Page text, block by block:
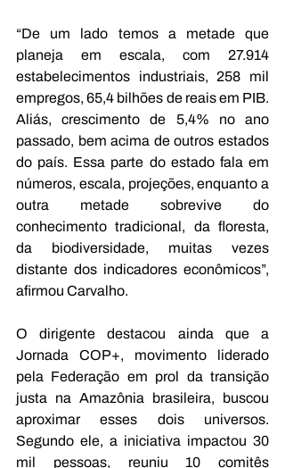
“De um lado temos a metade que
planeja em escala, com 27.914
estabelecimentos industriais, 258 mil
empregos, 65,4 bilhões de reais em PIB.
Aliás, crescimento de 5,4% no ano
passado, bem acima de outros estados
do país. Essa parte do estado fala em
números, escala, projeções, enquanto a
outra metade sobrevive do
conhecimento tradicional, da floresta,
da biodiversidade, muitas vezes
distante dos indicadores econômicos”,
afirmou Carvalho.
O dirigente destacou ainda que a
Jornada COP+, movimento liderado
pela Federação em prol da transição
justa na Amazônia brasileira, buscou
aproximar esses dois universos.
Segundo ele, a iniciativa impactou 30
mil pessoas, reuniu 10 comitês